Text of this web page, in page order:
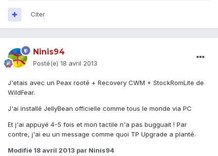
Citer
Ninis94
Posté(e) 18 avril 2013
J'etais avec un Peax rooté + Recovery CWM + StockRomLite de
WildFear.
J'ai installé JellyBean officielle comme tous le monde via PC
Et j'ai appuyé 4-5 fois et mon tactile n'a pas bugguait ! Par
contre, j'ai eu un message comme quoi TP Upgrade a planté.
Modifié 18 avril 2013 par Ninis94